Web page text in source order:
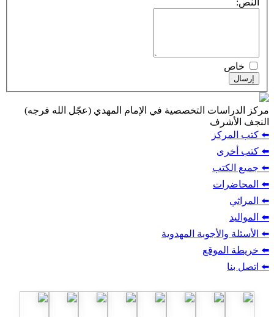
التخصصية في الإمام المهدي (عجّل الله فرجه)
المهدوية